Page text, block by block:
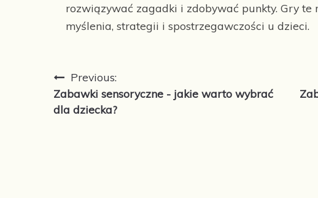
rozwiązywać zagadki i zdobywać punkty. Gry
myślenia, strategii i spostrzegawczości u dzieci.
Nawigacja
wpisu
Previous:
Zabawki sensoryczne - jakie warto wybrać
dla dziecka?